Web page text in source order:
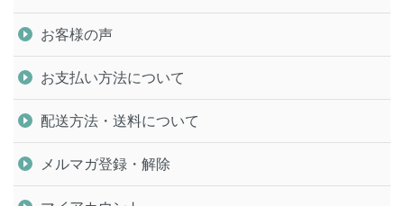
お客様の声
お支払い方法について
配送方法・送料について
メルマガ登録・解除